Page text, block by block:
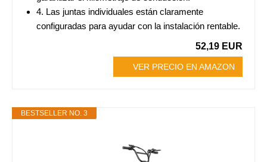
4. Las juntas individuales están claramente
configuradas para ayudar con la instalación rentable.
52,19 EUR
VER PRECIO EN AMAZON
BESTSELLER NO. 3